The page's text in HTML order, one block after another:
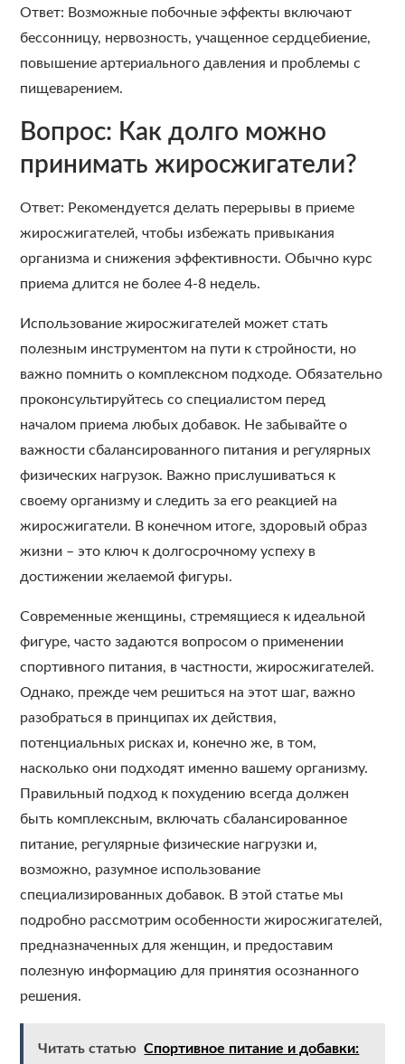
Ответ: Возможные побочные эффекты включают
бессонницу, нервозность, учащенное сердцебиение,
повышение артериального давления и проблемы с
пищеварением.
Вопрос: Как долго можно
принимать жиросжигатели?
Ответ: Рекомендуется делать перерывы в приеме
жиросжигателей, чтобы избежать привыкания
организма и снижения эффективности. Обычно курс
приема длится не более 4-8 недель.
Использование жиросжигателей может стать
полезным инструментом на пути к стройности, но
важно помнить о комплексном подходе. Обязательно
проконсультируйтесь со специалистом перед
началом приема любых добавок. Не забывайте о
важности сбалансированного питания и регулярных
физических нагрузок. Важно прислушиваться к
своему организму и следить за его реакцией на
жиросжигатели. В конечном итоге, здоровый образ
жизни – это ключ к долгосрочному успеху в
достижении желаемой фигуры.
Современные женщины, стремящиеся к идеальной
фигуре, часто задаются вопросом о применении
спортивного питания, в частности, жиросжигателей.
Однако, прежде чем решиться на этот шаг, важно
разобраться в принципах их действия,
потенциальных рисках и, конечно же, в том,
насколько они подходят именно вашему организму.
Правильный подход к похудению всегда должен
быть комплексным, включать сбалансированное
питание, регулярные физические нагрузки и,
возможно, разумное использование
специализированных добавок. В этой статье мы
подробно рассмотрим особенности жиросжигателей,
предназначенных для женщин, и предоставим
полезную информацию для принятия осознанного
решения.
Читать статью Спортивное питание и добавки: